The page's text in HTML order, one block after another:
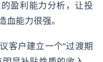
盈利能力分析，让投
血能力很强。
客户建立一个“过渡期